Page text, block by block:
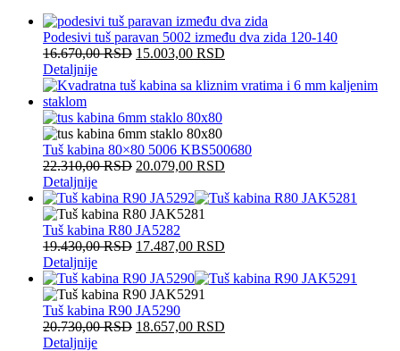
Podesivi tuš paravan 5002 između dva zida 120-140
16.670,00RSD 15.003,00 RSD
Detaljnije
Tuš kabina 80×80 5006 KBS500680
22.310,00RSD 20.079,00 RSD
Detaljnije
Tuš kabina R80 JA5282
19.430,00RSD 17.487,00 RSD
Detaljnije
Tuš kabina R90 JA5290
20.730,00RSD 18.657,00 RSD
Detaljnije